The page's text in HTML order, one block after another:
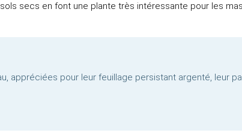
secs en font une plante très intéressante pour les
appréciées pour leur feuillage persistant argenté, leur